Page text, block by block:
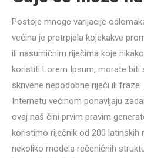
Postoje mnoge varijacije
većina je pretrpjela kojekakve
ili nasumičnim riječima koje
koristiti Lorem Ipsum, morate biti
skrivene nepodobne riječi ili
Internetu većinom ponavljaju
ovaj naš čini prvim pravim
koristimo riječnik od 200 latinskih
nekoliko modela rečeničnih